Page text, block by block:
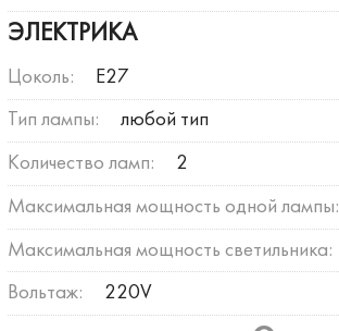
ЭЛЕКТРИКА
Цоколь: E27
Тип лампы: любой тип
Количество ламп: 2
Максимальная мощность одной лампы:
Максимальная мощность светильника:
Вольтаж: 220V